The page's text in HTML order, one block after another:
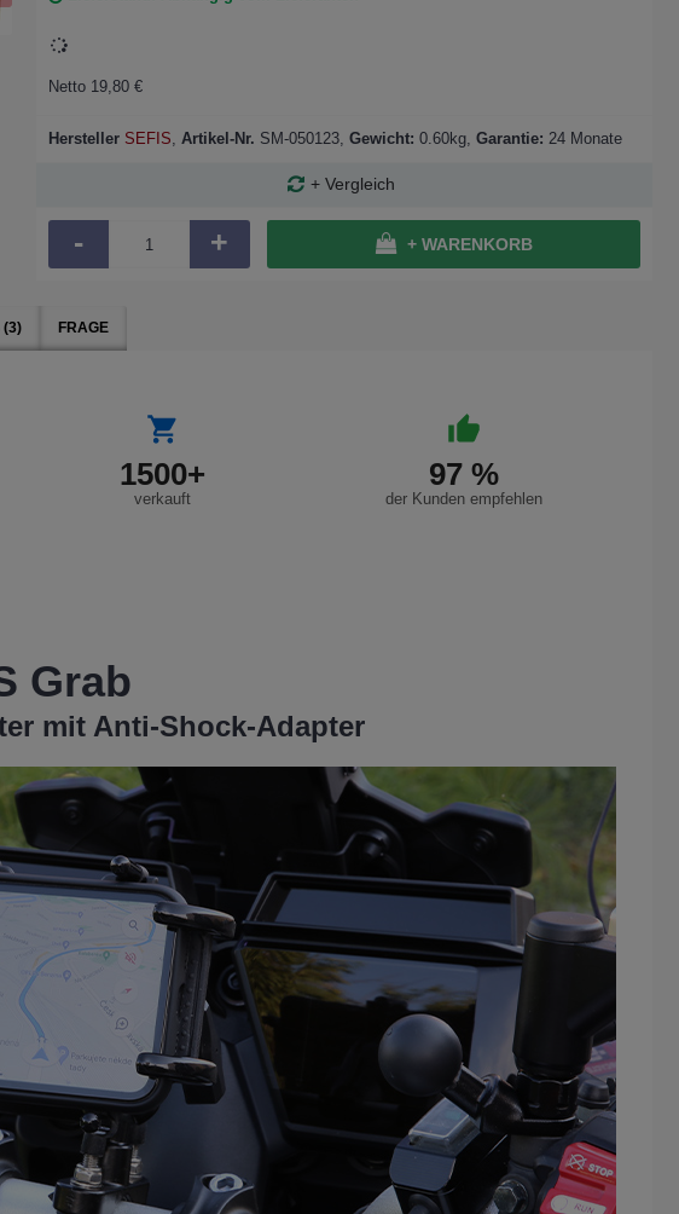
Netto 19,80 €
Hersteller SEFIS, Artikel-Nr. SM-050123, Gewicht: 0.60kg, Garantie: 24 Monate
+ Vergleich
- + + WARENKORB
(3) FRAGE
1500+
verkauft
97 %
der Kunden empfehlen
Grab
mit Anti-Shock-Adapter